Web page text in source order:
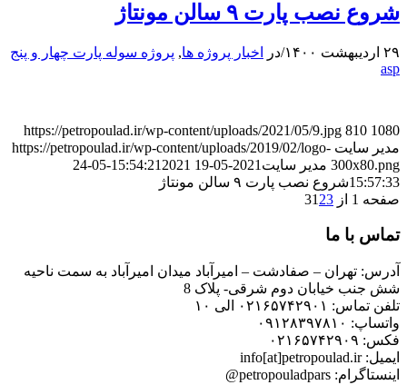
شروع نصب پارت ۹ سالن مونتاژ
۲۹ اردیبهشت ۱۴۰۰ /در اخبار پروژه ها, پروژه سوله پارت چهار و پنج
asp
https://petropoulad.ir/wp-content/uploads/2021/05/9.jpg 810 1080
مدیر سایت https://petropoulad.ir/wp-content/uploads/2019/02/logo-
300x80.png مدیر سایت 2021-05-19 15:54:21
2021-05-24
15:57:33شروع نصب پارت ۹ سالن مونتاژ
صفحه 1 از 3
1 23
تماس با ما
آدرس: تهران – صفادشت – امیرآباد میدان امیرآباد به سمت ناحیه
شش جنب خیابان دوم شرقی- پلاک 8
تلفن تماس: ۰۲۱۶۵۷۴۲۹۰۱ الی ۱۰
واتساپ: ۰۹۱۲۸۳۹۷۸۱۰
فکس: ۰۲۱۶۵۷۴۲۹۰۹
ایمیل: info[at]petropoulad.ir
اینستاگرام: petropouladpars@